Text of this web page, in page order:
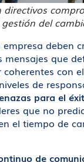
directivos
del
deben
mensajes que
coherentes con
de
para el
que no
el tiempo de
de